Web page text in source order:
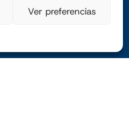
Ver preferencias